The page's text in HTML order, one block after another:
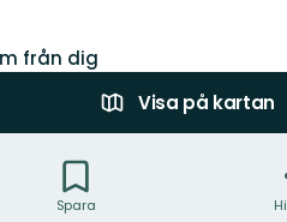
från dig
Visa på kartan
Spara